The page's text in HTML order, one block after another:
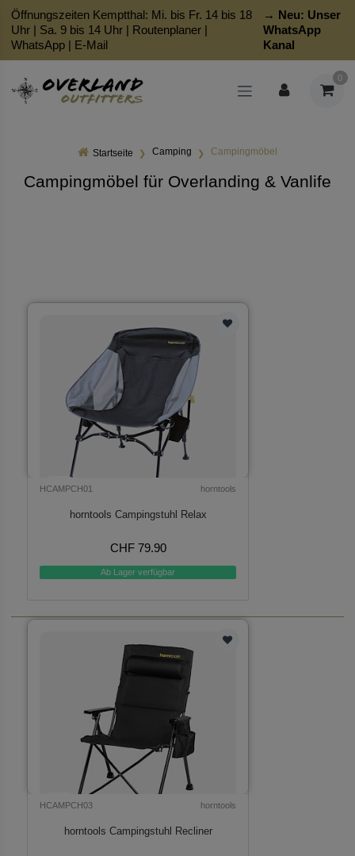
Öffnungszeiten Kemptthal: Mi. bis Fr. 14 bis 18
Uhr | Sa. 9 bis 14 Uhr | Routenplaner |
WhatsApp | E-Mail
→ Neu: Unser
WhatsApp
Kanal
0
Startseite Camping Campingmöbel
Campingmöbel für Overlanding & Vanlife
HCAMPCH01 horntools
horntools Campingstuhl Relax
CHF 79.90
Ab Lager verfügbar
HCAMPCH03 horntools
horntools Campingstuhl Recliner